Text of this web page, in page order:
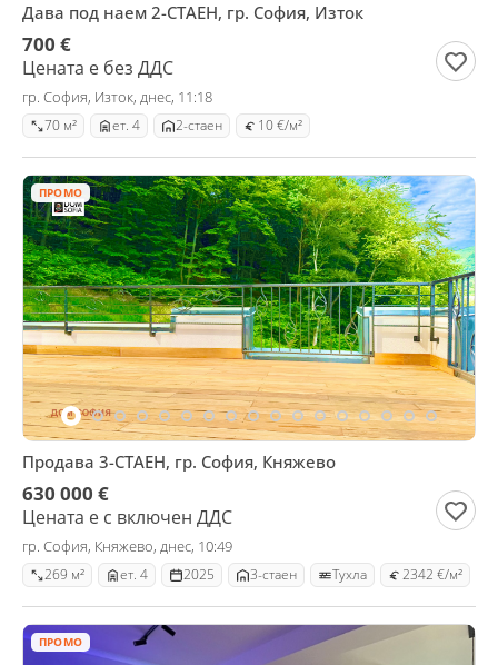
Дава под наем 2-СТАЕН, гр. София, Изток
700 €
Цената е без ДДС
гр. София, Изток, днес, 11:18
70 м² ет. 4 2-стаен 10 €/м²
ПРОМО
Продава 3-СТАЕН, гр. София, Княжево
630 000 €
Цената е с включен ДДС
гр. София, Княжево, днес, 10:49
269 м² ет. 4 2025 3-стаен Тухла 2342 €/м²
ПРОМО